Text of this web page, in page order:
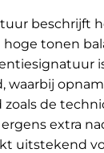
beschrijft
tonen
waarbij
de
extra
uitstekend